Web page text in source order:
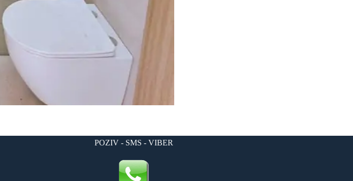
POZIV - SMS - VIBER